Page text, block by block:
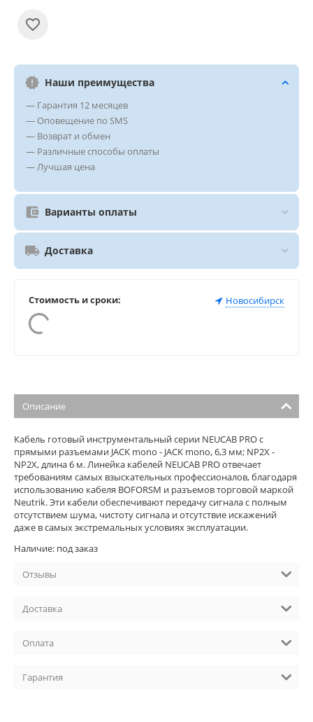
Наши преимущества
— Гарантия 12 месяцев
— Оповещение по SMS
— Возврат и обмен
— Различные способы оплаты
— Лучшая цена
Варианты оплаты
Доставка
Стоимость и сроки: Новосибирск
Описание
Кабель готовый инструментальный серии NEUCAB PRO с
прямыми разъемами JACK mono - JACK mono, 6,3 мм; NP2X -
NP2X, длина 6 м. Линейка кабелей NEUCAB PRO отвечает
требованиям самых взыскательных профессионалов, благодаря
использованию кабеля BOFORSM и разъемов торговой маркой
Neutrik. Эти кабели обеспечивают передачу сигнала с полным
отсутствием шума, чистоту сигнала и отсутствие искажений
даже в самых экстремальных условиях эксплуатации.
Наличие: под заказ
Отзывы
Доставка
Оплата
Гарантия